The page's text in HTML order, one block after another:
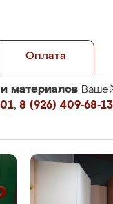
Оплата
материалов
, 8 (926) 409-68-13